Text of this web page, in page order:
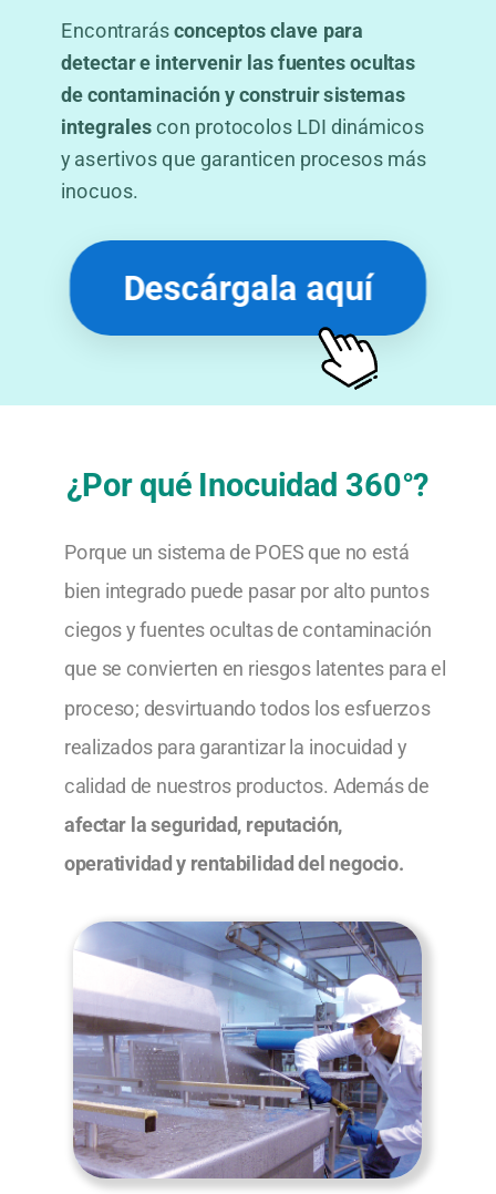
Encontrarásconceptos clave para
detectar e intervenir las fuentes ocultas
de contaminación y construir sistemas
integralescon protocolos LDI dinámicos
y asertivos que garanticen procesos más
inocuos.
Descárgala aquí
¿Por qué Inocuidad 360°?
Porque un sistema de POES que no está
bien integrado puede pasar por alto puntos
ciegos y fuentes ocultas de contaminación
que se convierten en riesgos latentes para el
proceso; desvirtuando todos los esfuerzos
realizados para garantizar la inocuidad y
calidad de nuestros productos. Además de
afectar la seguridad, reputación,
operatividad y rentabilidad del negocio.